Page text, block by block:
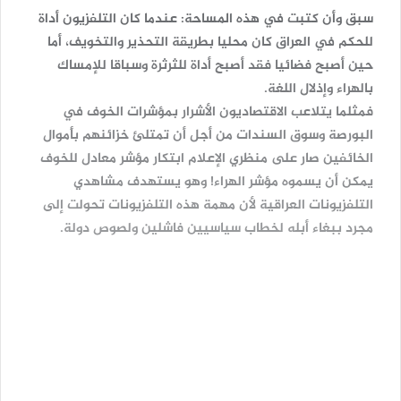
سبق وأن كتبت في هذه المساحة: عندما كان التلفزيون أداة
للحكم في العراق كان محليا بطريقة التحذير والتخويف، أما
حين أصبح فضائيا فقد أصبح أداة للثرثرة وسباقا للإمساك
بالهراء وإذلال اللغة.
فمثلما يتلاعب الاقتصاديون الأشرار بمؤشرات الخوف في
البورصة وسوق السندات من أجل أن تمتلئ خزائنهم بأموال
الخائفين صار على منظري الإعلام ابتكار مؤشر معادل للخوف
يمكن أن يسموه مؤشر الهراء! وهو يستهدف مشاهدي
التلفزيونات العراقية لأن مهمة هذه التلفزيونات تحولت إلى
مجرد ببغاء أبله لخطاب سياسيين فاشلين ولصوص دولة.